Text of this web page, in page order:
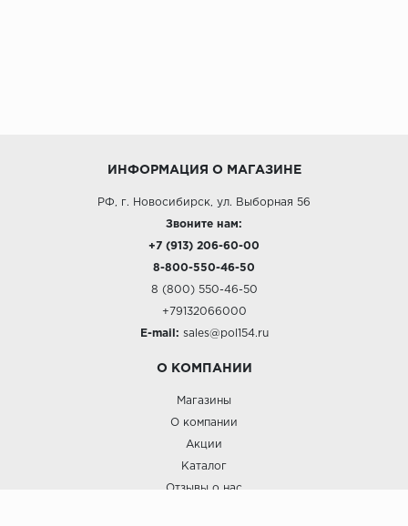
ИНФОРМАЦИЯ О МАГАЗИНЕ
РФ, г. Новосибирск, ул. Выборная 56
Звоните нам:
+7 (913) 206-60-00
8-800-550-46-50
8 (800) 550-46-50
+79132066000
E-mail: sales@pol154.ru
О КОМПАНИИ
Магазины
О компании
Акции
Каталог
Отзывы о нас